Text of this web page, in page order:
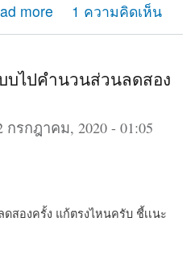
more
าสู่ระบบ หน้าสร้างบัญชีผู้ไช้ใหม่
ออกจากกัน ปรับตรงใหนครับ
1 ความคิดเห็น
บบไปคำนวนส่วนลดสอง
กรกฎาคม, 2020 - 01:05
ดสองครั้ง แก้ตรงไหนครับ ชี้เเนะ